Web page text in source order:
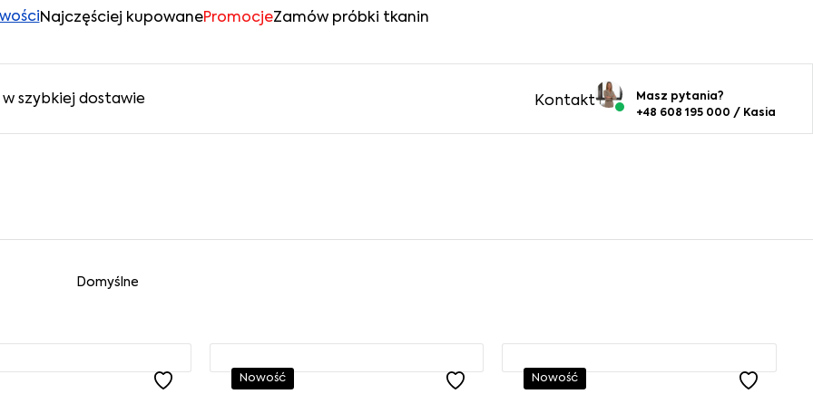
Najczęściej kupowanePromocjeZamów próbki tkanin
szybkiej dostawie Kontakt
Masz pytania?
+48 608 195 000 / Kasia
Domyślne
Nowość Nowość